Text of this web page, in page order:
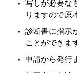
写しが必要な
りますので原
診断書に指示
ことができま
申請から発行